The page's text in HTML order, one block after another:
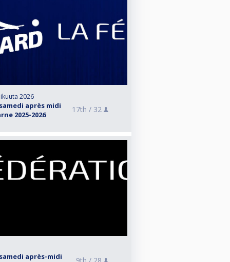
2026
après midi
2025-2026
17th / 32
après-midi